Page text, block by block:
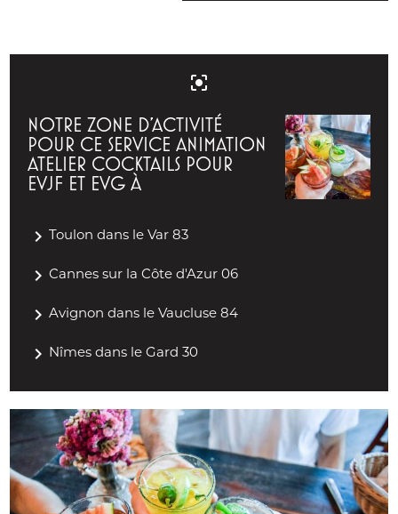
center_focus_strong
NOTRE ZONE D'ACTIVITÉ
POUR CE SERVICE ANIMATION
ATELIER COCKTAILS POUR
EVJF ET EVG À
navigate_nextToulon dans le Var 83
navigate_nextCannes sur la Côte d'Azur 06
navigate_nextAvignon dans le Vaucluse 84
navigate_next Nîmes dans le Gard 30